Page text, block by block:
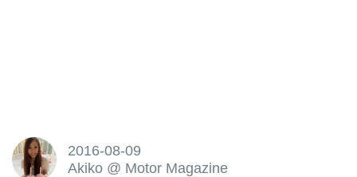
2016-08-09
Akiko @ Motor Magazine